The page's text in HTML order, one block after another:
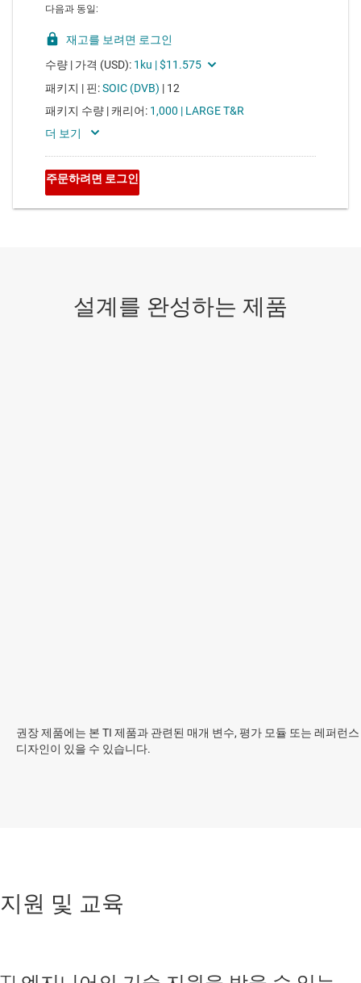
권장 제품에는 본 TI 제품과 관련된 매개 변수, 평가 모듈 또는 레퍼런스
디자인이 있을 수 있습니다.
지원 및 교육